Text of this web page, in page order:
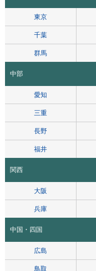
東京
千葉
群馬
中部
愛知
三重
長野
福井
関西
大阪
兵庫
中国・四国
広島
鳥取